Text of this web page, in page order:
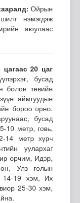
Ойрын
нэмэгдэж
аюулаас
20 цаг
бусад
болон төвийн
аймгуудын
бороо орно.
бусад
10 метр, говь,
14 метр хүрч
уулархаг
орчим, Идэр,
Улз голын
14-19 хэм, Их
25-30 хэм,